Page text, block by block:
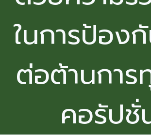
ในการป้อง
ต่อต้านการ
คอรัปชั่